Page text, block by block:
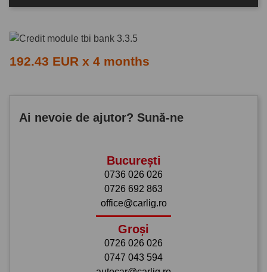
192.43 EUR x 4 months
Ai nevoie de ajutor? Sună-ne
București
0736 026 026
0726 692 863
office@carlig.ro
Groși
0726 026 026
0747 043 594